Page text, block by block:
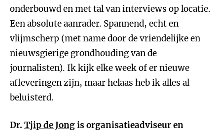
onderbouwd en met tal van interviews op locatie.
Een absolute aanrader. Spannend, echt en
vlijmscherp (met name door de vriendelijke en
nieuwsgierige grondhouding van de
journalisten). Ik kijk elke week of er nieuwe
afleveringen zijn, maar helaas heb ik alles al
beluisterd.
Dr. Tjip de Jongis organisatieadviseur en